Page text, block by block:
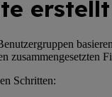
erstellt
zusammengesetzten
Schritten: